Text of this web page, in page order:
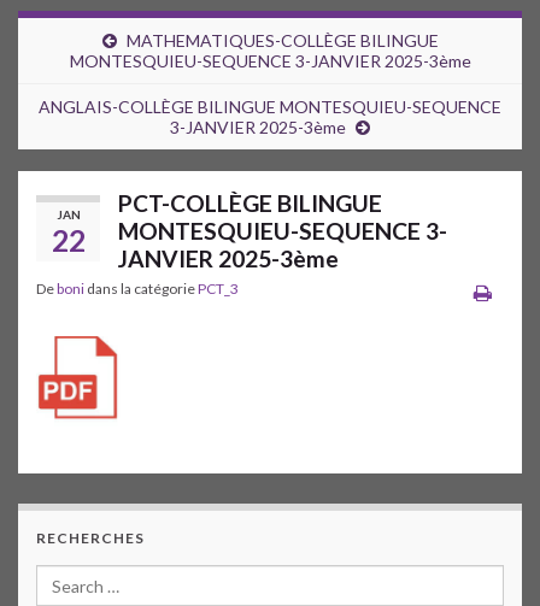
MATHEMATIQUES-COLLÈGE BILINGUE
MONTESQUIEU-SEQUENCE 3-JANVIER 2025-3ème
ANGLAIS-COLLÈGE BILINGUE MONTESQUIEU-SEQUENCE
3-JANVIER 2025-3ème
JAN
22
PCT-COLLÈGE BILINGUE
MONTESQUIEU-SEQUENCE 3-
JANVIER 2025-3ème
Deboni dans la catégoriePCT_3
RECHERCHES